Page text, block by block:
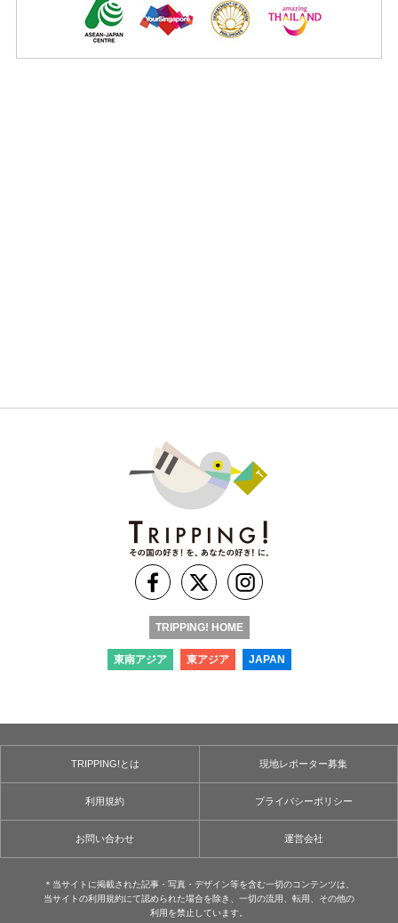
TRIPPING! HOME
東南アジア 東アジア JAPAN
TRIPPING!とは 現地レポーター募集
利用規約 プライバシーポリシー
お問い合わせ 運営会社
＊当サイトに掲載された記事・写真・デザイン等を含む⼀切のコンテンツは、
当サイトの利用規約にて認められた場合を除き、⼀切の流用、転⽤、その他の
利用を禁⽌しています。